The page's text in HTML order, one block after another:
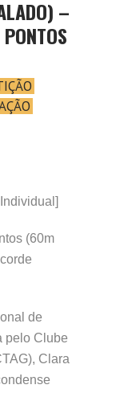
–
(60m
de
pelo Clube
Clara